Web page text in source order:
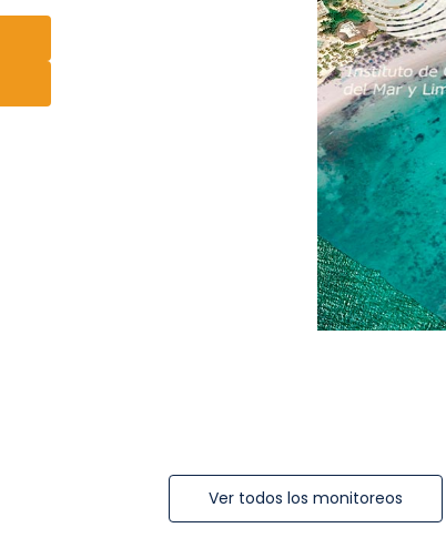
Ver todos los monitoreos